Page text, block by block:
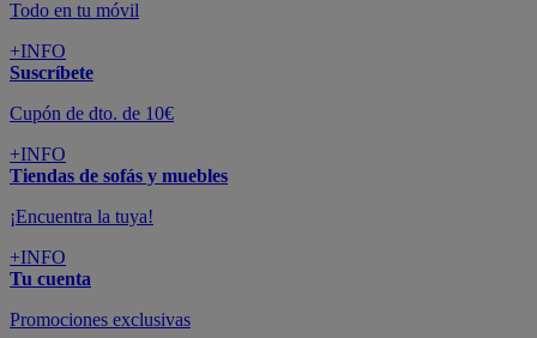
Todo en tu móvil
+INFO
Suscríbete
Cupón de dto. de 10€
+INFO
Tiendas de sofás y muebles
¡Encuentra la tuya!
+INFO
Tu cuenta
Promociones exclusivas